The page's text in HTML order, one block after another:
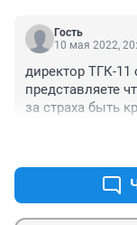
Гость
10 мая 2022,
директор ТГК-11
представляете
за страха быть
Соблазн найти
легким путем
этот путь нужно